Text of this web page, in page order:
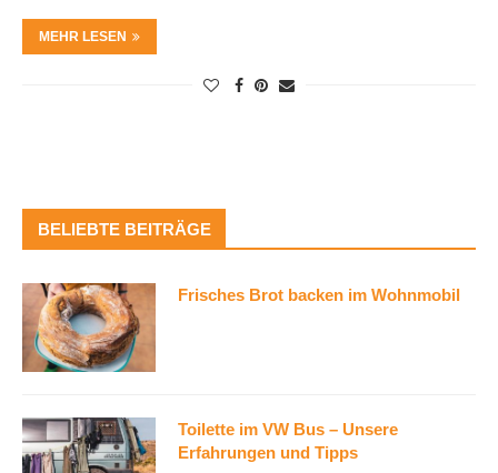
MEHR LESEN
BELIEBTE BEITRÄGE
Frisches Brot backen im Wohnmobil
Toilette im VW Bus – Unsere
Erfahrungen und Tipps